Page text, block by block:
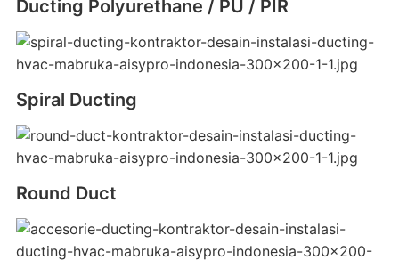
Ducting Polyurethane / PU / PIR
Spiral Ducting
Round Duct